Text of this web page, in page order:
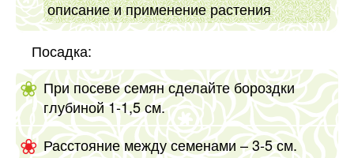
Посадка:
При посеве семян сделайте бороздки
глубиной 1-1,5 см.
Расстояние между семенами – 3-5 см.